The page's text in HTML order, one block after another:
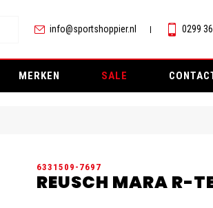
info@sportshoppier.nl 0299
MERKEN SALE
6331509-7697
REUSCH MARA R-